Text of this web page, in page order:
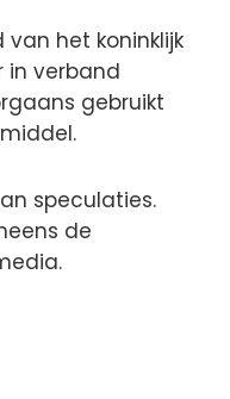
het koninklijk
in verband
gebruikt
speculaties.
de